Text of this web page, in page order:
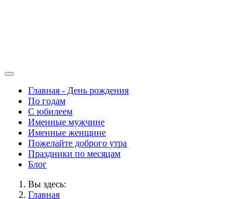
Главная - День рождения
По годам
С юбилеем
Именные мужчине
Именные женщине
Пожелайте доброго утра
Праздники по месяцам
Блог
Вы здесь:
Главная